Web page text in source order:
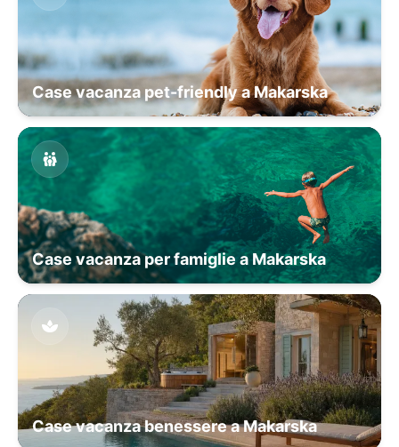
Case vacanza pet-friendly a Makarska
Case vacanza per famiglie a Makarska
Case vacanza benessere a Makarska